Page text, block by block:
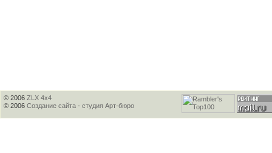
© 2006 ZLX 4x4
© 2006 Создание сайта - студия Арт-бюро